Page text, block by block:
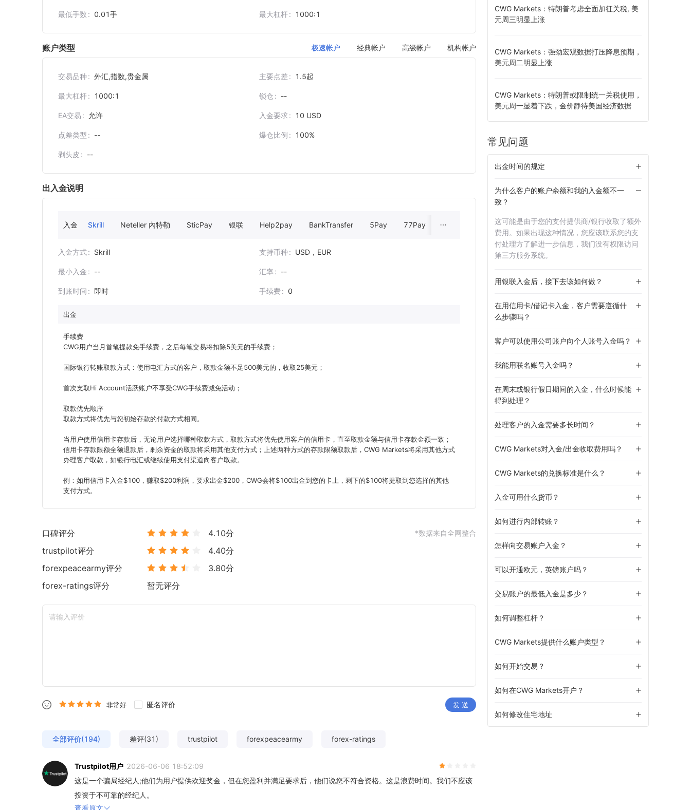
最低手数 0.01手 最大杠杆 1000:1
账户类型 极速帐户 经典帐户 高级帐户 机构帐户
交易品种 外汇,指数,贵金属 主要点差 1.5起
最大杠杆 1000:1 锁仓 --
EA交易 允许 入金要求 10 USD
点差类型 -- 爆仓比例 100%
剥头皮 --
出入金说明
入金 Skrill Neteller 內特勒 SticPay 银联 Help2pay BankTransfer 5Pay 77Pay 5Pay- Pay Retailers ASIA BANKS Verty Pay
入金方式 Skrill 支持币种 USD，EUR
最小入金 -- 汇率 --
到账时间 即时 手续费 0
出金
手续费
CWG用户当月首笔提款免手续费，之后每笔交易将扣除5美元的手续费；
国际银行转账取款方式：使用电汇方式的客户，取款金额不足500美元的，收取25美元；
首次支取Hi Account活跃账户不享受CWG手续费减免活动；
取款优先顺序
取款方式将优先与您初始存款的付款方式相同。
当用户使用信用卡存款后，无论用户选择哪种取款方式，取款方式将优先使用客户的信用卡，直至取款金额与信用卡存款金额一致；
信用卡存款限额全额退款后，剩余资金的取款将采用其他支付方式；上述两种方式的存款限额取款后，CWG Markets将采用其他方式
办理客户取款，如银行电汇或继续使用支付渠道向客户取款。
例：如用信用卡入金$100，赚取$200利润，要求出金$200，CWG会将$100出金到您的卡上，剩下的$100将提取到您选择的其他
支付方式。
口碑评分 4.10分 *数据来自全网整合
trustpilot评分 4.40分
forexpeacearmy评分 3.80分
forex-ratings评分 暂无评分
非常好 匿名评价 发 送
全部评价(194) 差评(31) trustpilot forexpeacearmy forex-ratings
Trustpilot用户 2026-06-06 18:52:09
这是一个骗局经纪人;他们为用户提供欢迎奖金，但在您盈利并满足要求后，他们说您不符合资格。这是浪费时间。我们不应该
投资于不可靠的经纪人。
查看原文
CWG Markets：特朗普考虑全面加征关税, 美
元周三明显上涨
CWG Markets：强劲宏观数据打压降息预期，
美元周二明显上涨
CWG Markets：特朗普或限制统一关税使用，
美元周一显着下跌，金价静待美国经济数据
常见问题
出金时间的规定
为什么客户的账户余额和我的入金额不一
致？
这可能是由于您的支付提供商/银行收取了额外
费用。如果出现这种情况，您应该联系您的支
付处理方了解进一步信息，我们没有权限访问
第三方服务系统。
用银联入金后，接下去该如何做？
在用信用卡/借记卡入金，客户需要遵循什
么步骤吗？
客户可以使用公司账户向个人账号入金吗？
我能用联名账号入金吗？
在周末或银行假日期间的入金，什么时候能
得到处理？
处理客户的入金需要多长时间？
CWG Markets对入金/出金收取费用吗？
CWG Markets的兑换标准是什么？
入金可用什么货币？
如何进行内部转账？
怎样向交易账户入金？
可以开通欧元，英镑账户吗？
交易账户的最低入金是多少？
如何调整杠杆？
CWG Markets提供什么账户类型？
如何开始交易？
如何在CWG Markets开户？
如何修改住宅地址